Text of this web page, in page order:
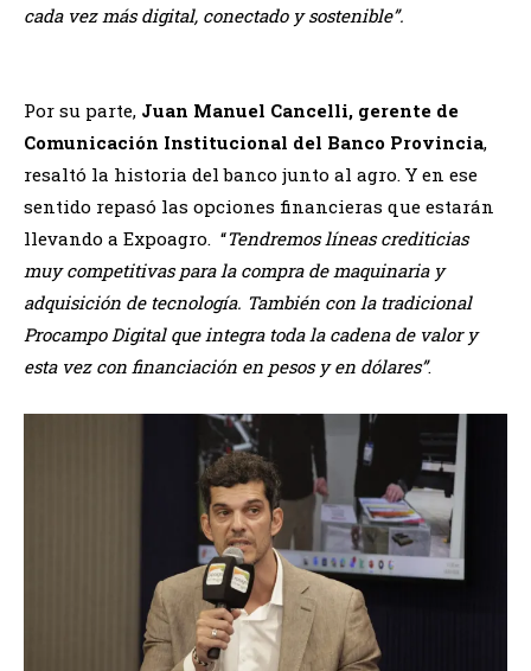
cada vez más digital, conectado y sostenible”.
Por su parte, Juan Manuel Cancelli, gerente de
Comunicación Institucional del Banco Provincia,
resaltó la historia del banco junto al agro. Y en ese
sentido repasó las opciones financieras que estarán
llevando a Expoagro. “Tendremos líneas crediticias
muy competitivas para la compra de maquinaria y
adquisición de tecnología. También con la tradicional
Procampo Digital que integra toda la cadena de valor y
esta vez con financiación en pesos y en dólares”.